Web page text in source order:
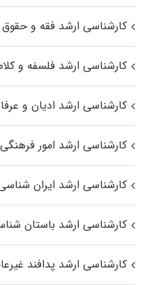
کارشناسی ارشد فقه و حقوق
کارشناسی ارشد فلسفه و
کارشناسی ارشد ادیان و
کارشناسی ارشد امور فرهنگی
کارشناسی ارشد ایران
کارشناسی ارشد باستان
کارشناسی ارشد پدافند